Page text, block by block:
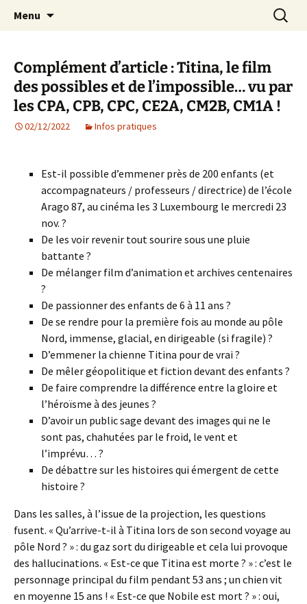
AIP Paris 14 – Association
Indépendante des Parents
d'élèves depuis 1981
Agit – s'Investit – Participe au service des
enfants du secteur scolaire Dolent-Arago-
Menu
Complément d’article : Titina, le film
des possibles et de l’impossible… vu par
les CPA, CPB, CPC, CE2A, CM2B, CM1A !
02/12/2022 Infos pratiques
Est-il possible d’emmener près de 200 enfants (et
accompagnateurs / professeurs / directrice) de l’école
Arago 87, au cinéma les 3 Luxembourg le mercredi 23
nov. ?
De les voir revenir tout sourire sous une pluie
battante ?
De mélanger film d’animation et archives centenaires
?
De passionner des enfants de 6 à 11 ans ?
De se rendre pour la première fois au monde au pôle
Nord, immense, glacial, en dirigeable (si fragile) ?
D’emmener la chienne Titina pour de vrai ?
De mêler géopolitique et fiction devant des enfants ?
De faire comprendre la différence entre la gloire et
l’héroïsme à des jeunes ?
D’avoir un public sage devant des images qui ne le
sont pas, chahutées par le froid, le vent et
l’imprévu… ?
De débattre sur les histoires qui émergent de cette
histoire ?
Dans les salles, à l’issue de la projection, les questions
fusent. « Qu’arrive-t-il à Titina lors de son second voyage au
pôle Nord ? » : du gaz sort du dirigeable et cela lui provoque
des hallucinations. « Est-ce que Titina est morte ? » : c’est le
personnage principal du film pendant 53 ans ; un chien vit
en moyenne 15 ans ! « Est-ce que Nobile est mort ? » : oui,